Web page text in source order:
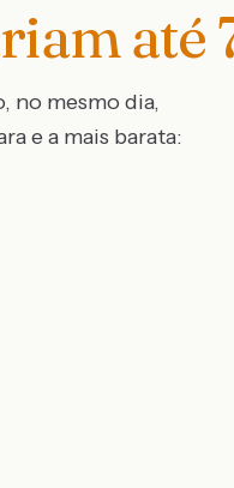
até
no mesmo dia,
e a mais barata: